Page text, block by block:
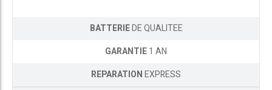
BATTERIEDE QUALITEE
GARANTIE1 AN
REPARATIONEXPRESS